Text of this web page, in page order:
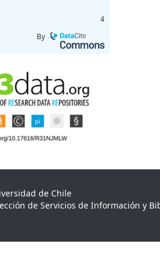
4
By
de Chile
de Servicios de Información y